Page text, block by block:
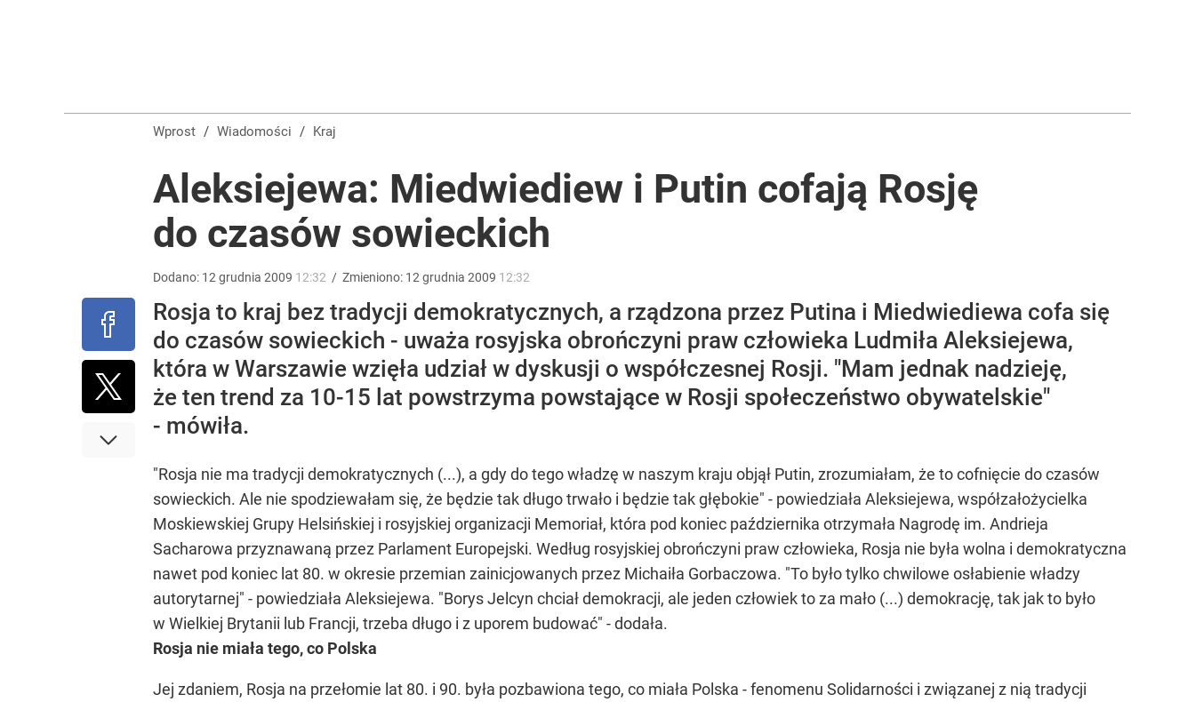
Tusk podsumował prezydenturę Nawrockiego. Ujawnił „top 5 najgorszych decyzji”
Nawrocki ma szansę na drugą kadencję? Tak ocenili go Polacy. Sondaż dla „Wprost”
Wprost / Wiadomości / Kraj
Aleksiejewa: Miedwiediew i Putin cofają Rosję
do czasów sowieckich
Dodano: 12 grudnia 2009 12:32 / Zmieniono: 12 grudnia 2009 12:32
Rosja to kraj bez tradycji demokratycznych, a rządzona przez Putina i Miedwiediewa cofa się
do czasów sowieckich - uważa rosyjska obrończyni praw człowieka Ludmiła Aleksiejewa,
która w Warszawie wzięła udział w dyskusji o współczesnej Rosji. "Mam jednak nadzieję,
że ten trend za 10-15 lat powstrzyma powstające w Rosji społeczeństwo obywatelskie"
- mówiła.
"Rosja nie ma tradycji demokratycznych (...), a gdy do tego władzę w naszym kraju objął Putin, zrozumiałam, że to cofnięcie do czasów
sowieckich. Ale nie spodziewałam się, że będzie tak długo trwało i będzie tak głębokie" - powiedziała Aleksiejewa, współzałożycielka
Moskiewskiej Grupy Helsińskiej i rosyjskiej organizacji Memoriał, która pod koniec października otrzymała Nagrodę im. Andrieja
Sacharowa przyznawaną przez Parlament Europejski. Według rosyjskiej obrończyni praw człowieka, Rosja nie była wolna i demokratyczna
nawet pod koniec lat 80. w okresie przemian zainicjowanych przez Michaiła Gorbaczowa. "To było tylko chwilowe osłabienie władzy
autorytarnej" - powiedziała Aleksiejewa. "Borys Jelcyn chciał demokracji, ale jeden człowiek to za mało (...) demokrację, tak jak to było
w Wielkiej Brytanii lub Francji, trzeba długo i z uporem budować" - dodała.
Rosja nie miała tego, co Polska
Jej zdaniem, Rosja na przełomie lat 80. i 90. była pozbawiona tego, co miała Polska - fenomenu Solidarności i związanej z nią tradycji